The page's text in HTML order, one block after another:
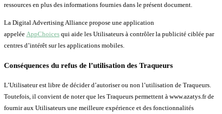
ressources en plus des informations fournies dans le présent document.
La Digital Advertising Alliance propose une application
appelée AppChoices qui aide les Utilisateurs à contrôler la publicité ciblée par
centres d’intérêt sur les applications mobiles.
Conséquences du refus de l’utilisation des Traqueurs
L’Utilisateur est libre de décider d’autoriser ou non l’utilisation de Traqueurs.
Toutefois, il convient de noter que les Traqueurs permettent à www.azatys.fr de
fournir aux Utilisateurs une meilleure expérience et des fonctionnalités